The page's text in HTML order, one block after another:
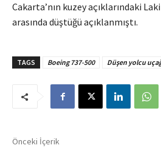
Cakarta’nın kuzey açıklarındaki
arasında düştüğü açıklanmıştı.
TAGS Boeing 737-500 Düşen yolcu
Önceki İçerik